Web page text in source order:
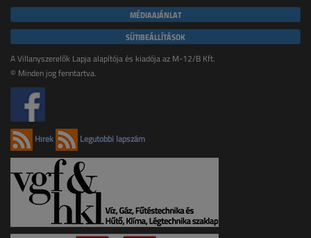
MÉDIAAJÁNLAT
SÜTIBEÁLLÍTÁSOK
A Villanyszerelők Lapja alapítója és kiadója az M-12/B Kft.
© Minden jog fenntartva.
Hírek Legutóbbi lapszám